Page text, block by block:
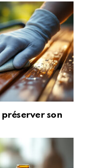
son